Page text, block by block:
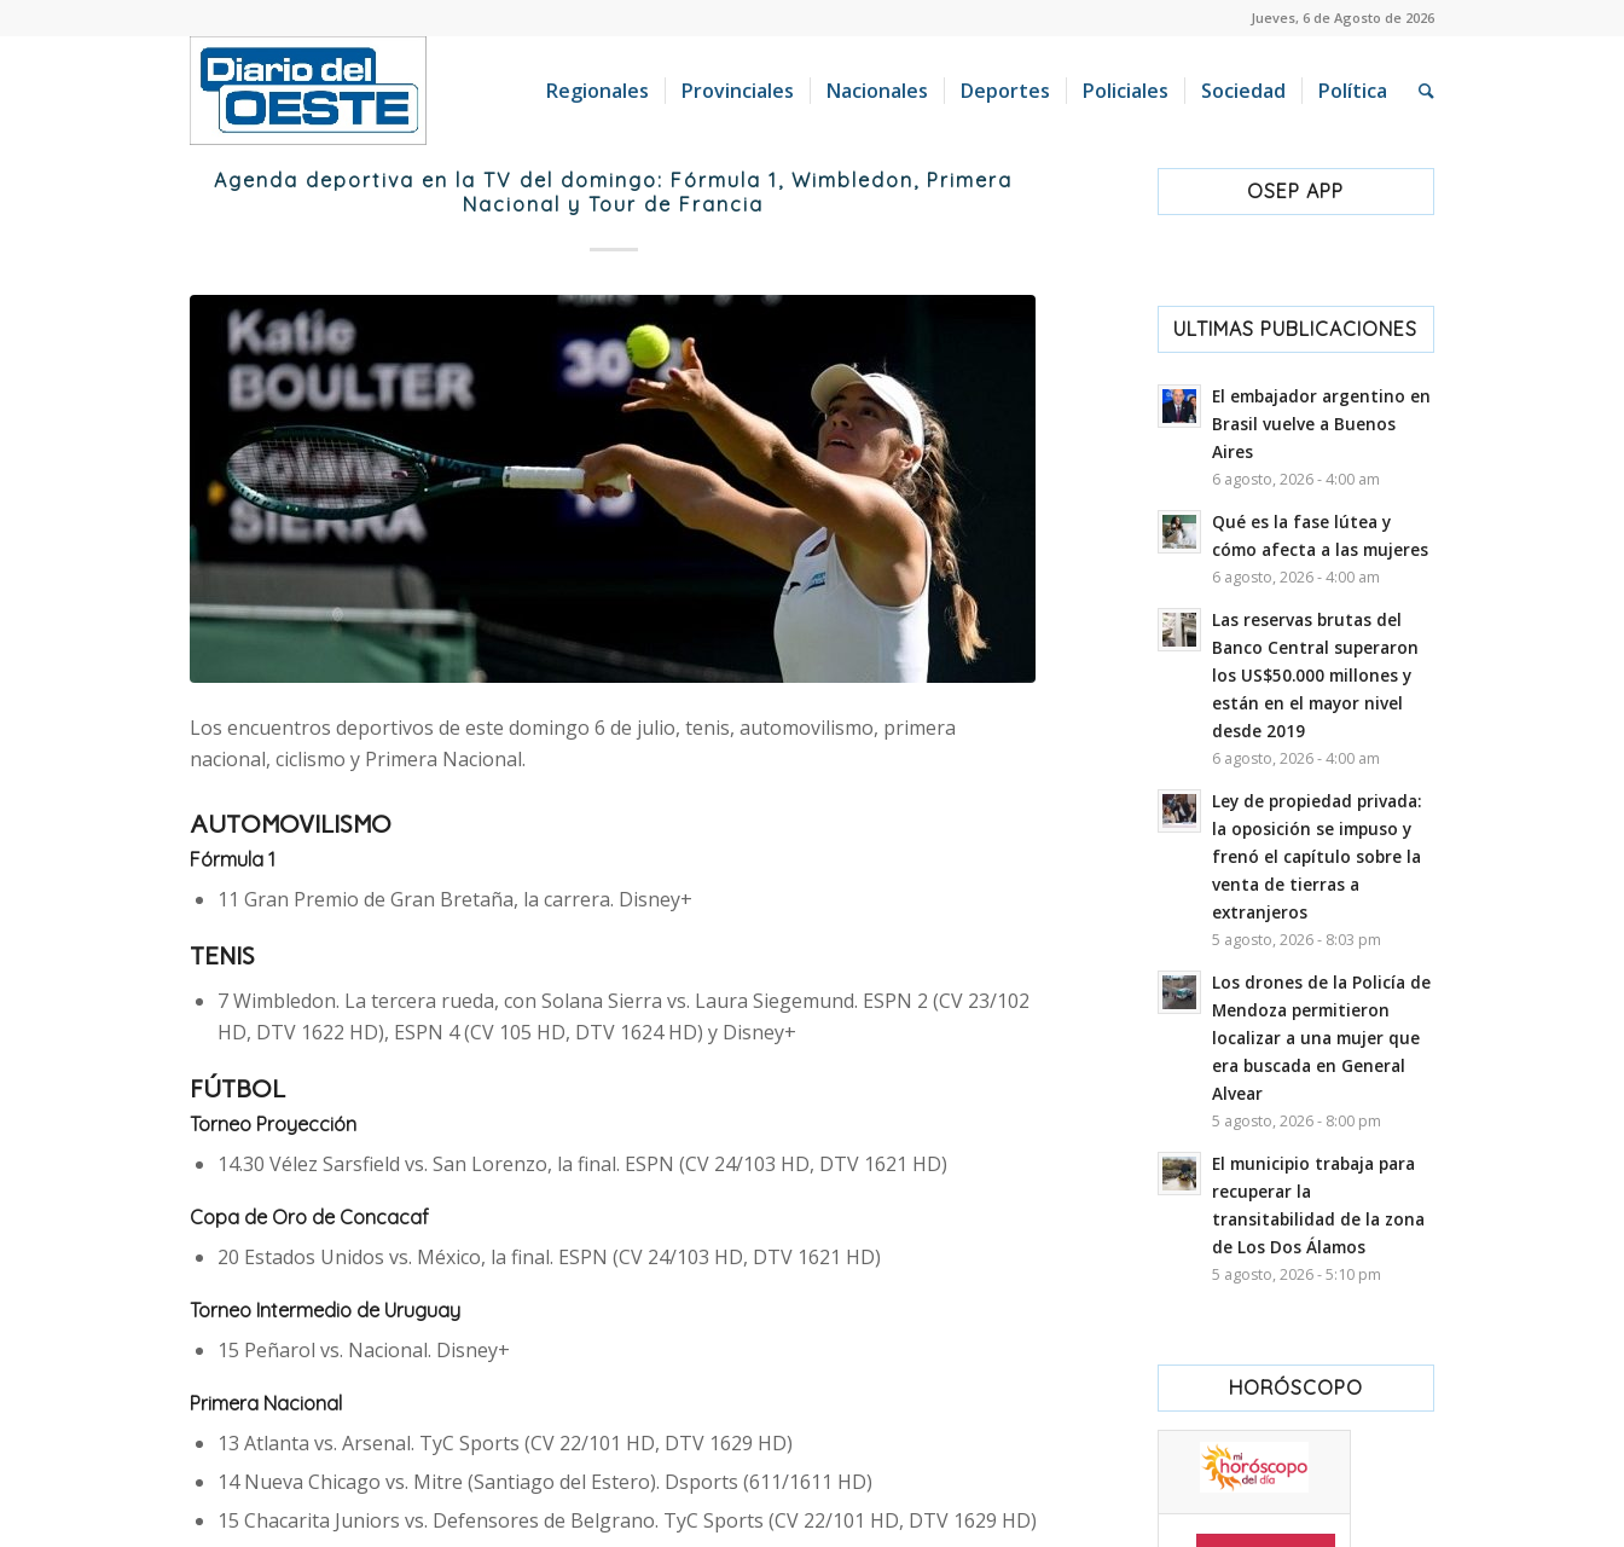
Jueves, 6 de Agosto de 2026
Regionales Provinciales Nacionales Deportes Policiales Sociedad Política
Agenda deportiva en la TV del domingo: Fórmula 1, Wimbledon, Primera
Nacional y Tour de Francia
Los encuentros deportivos de este domingo 6 de julio, tenis, automovilismo, primera
nacional, ciclismo y Primera Nacional.
AUTOMOVILISMO
Fórmula 1
11 Gran Premio de Gran Bretaña, la carrera. Disney+
TENIS
7 Wimbledon. La tercera rueda, con Solana Sierra vs. Laura Siegemund. ESPN 2 (CV 23/102
HD, DTV 1622 HD), ESPN 4 (CV 105 HD, DTV 1624 HD) y Disney+
FÚTBOL
Torneo Proyección
14.30 Vélez Sarsfield vs. San Lorenzo, la final. ESPN (CV 24/103 HD, DTV 1621 HD)
Copa de Oro de Concacaf
20 Estados Unidos vs. México, la final. ESPN (CV 24/103 HD, DTV 1621 HD)
Torneo Intermedio de Uruguay
15 Peñarol vs. Nacional. Disney+
Primera Nacional
13 Atlanta vs. Arsenal. TyC Sports (CV 22/101 HD, DTV 1629 HD)
14 Nueva Chicago vs. Mitre (Santiago del Estero). Dsports (611/1611 HD)
15 Chacarita Juniors vs. Defensores de Belgrano. TyC Sports (CV 22/101 HD, DTV 1629 HD)
OSEP APP
ULTIMAS PUBLICACIONES
El embajador argentino en
Brasil vuelve a Buenos
Aires
6 agosto, 2026 - 4:00 am
Qué es la fase lútea y
cómo afecta a las mujeres
6 agosto, 2026 - 4:00 am
Las reservas brutas del
Banco Central superaron
los US$50.000 millones y
están en el mayor nivel
desde 2019
6 agosto, 2026 - 4:00 am
Ley de propiedad privada:
la oposición se impuso y
frenó el capítulo sobre la
venta de tierras a
extranjeros
5 agosto, 2026 - 8:03 pm
Los drones de la Policía de
Mendoza permitieron
localizar a una mujer que
era buscada en General
Alvear
5 agosto, 2026 - 8:00 pm
El municipio trabaja para
recuperar la
transitabilidad de la zona
de Los Dos Álamos
5 agosto, 2026 - 5:10 pm
HORÓSCOPO